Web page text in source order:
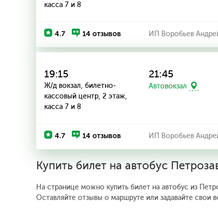
касса 7 и 8
4.7 14 отзывов ИП Воробьев
19:15
Ж/д вокзал, билетно-
кассовый центр, 2 этаж,
касса 7 и 8
21:45
Автовокзал
4.7 14 отзывов ИП Воробьев
Купить билет на автобус
На странице можно купить билет на автобус из
Оставляйте отзывы о маршруте или задавайте свои